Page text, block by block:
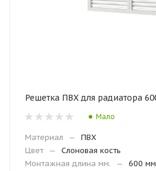
Решетка ПВХ для радиатора
Мало
Материал —
ПВХ
Цвет
—
Слоновая кость
Монтажная длина мм.
—
600 мм